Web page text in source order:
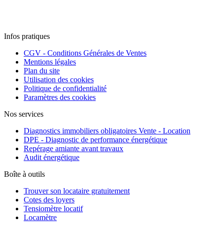
Infos pratiques
CGV - Conditions Générales de Ventes
Mentions légales
Plan du site
Utilisation des cookies
Politique de confidentialité
Paramètres des cookies
Nos services
Diagnostics immobiliers obligatoires Vente - Location
DPE - Diagnostic de performance énergétique
Repérage amiante avant travaux
Audit énergétique
Boîte à outils
Trouver son locataire gratuitement
Cotes des loyers
Tensiomètre locatif
Locamètre